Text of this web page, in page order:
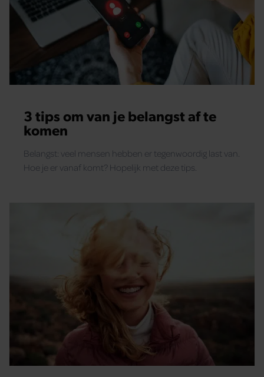
3 tips om van je belangst af te
komen
Belangst: veel mensen hebben er tegenwoordig last van.
Hoe je er vanaf komt? Hopelijk met deze tips.